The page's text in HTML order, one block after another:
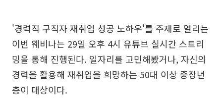
'경력직 구직자 재취업 성공 노하우'를 주제로 열리는
이번 웨비나는 29일 오후 4시 유튜브 실시간 스트리
밍을 통해 진행된다. 일자리를 고민해봤거나, 자신의
경력을 활용해 재취업을 희망하는 50대 이상 중장년
층이 대상이다.